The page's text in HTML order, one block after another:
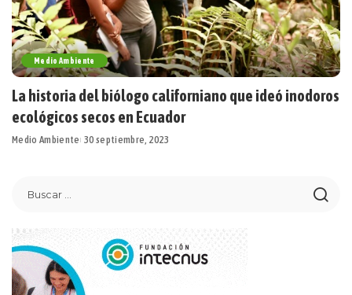
Medio Ambiente
La historia del biólogo californiano que ideó inodoros
ecológicos secos en Ecuador
Medio Ambiente 30 septiembre, 2023